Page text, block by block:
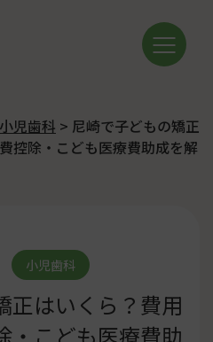
小児歯科 > 尼崎で子どもの矯正
控除・こども医療費助成を解
小児歯科
正はいくら？費用
・こども医療費助